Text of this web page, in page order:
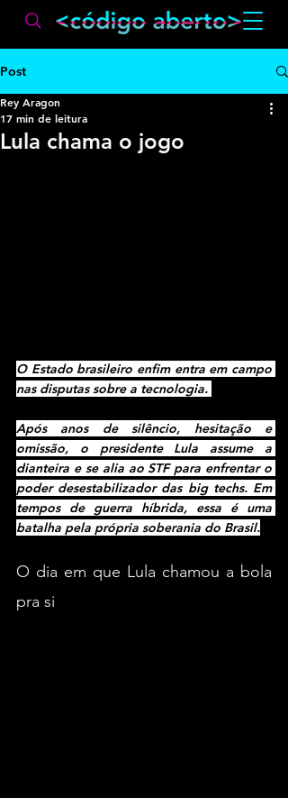
Post
Lula chama o jogo
Rey Aragon
17 min de leitura
O Estado brasileiro enfim entra em campo
nas disputas sobre a tecnologia.
Após anos de silêncio, hesitação e
omissão, o presidente Lula assume a
dianteira e se alia ao STF para enfrentar o
poder desestabilizador das big techs. Em
tempos de guerra híbrida, essa é uma
batalha pela própria soberania do Brasil.
O dia em que Lula chamou a bola
pra si